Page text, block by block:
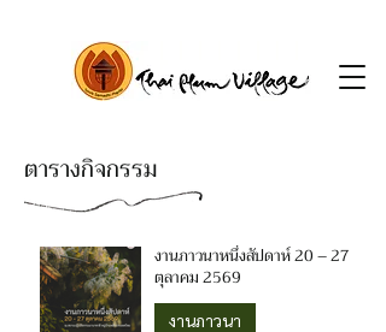
ตารางกิจกรรม
งานภาวนาหนึ่งสัปดาห์ 20 – 27
ตุลาคม 2569
งานภาวนา